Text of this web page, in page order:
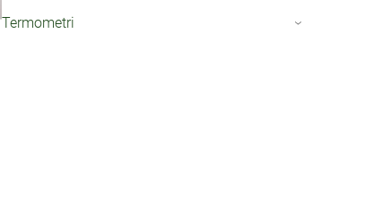
Termometri ›